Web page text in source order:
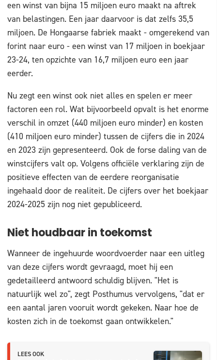
een winst van bijna 15 miljoen euro maakt na aftrek
van belastingen. Een jaar daarvoor is dat zelfs 35,5
miljoen. De Hongaarse fabriek maakt - omgerekend van
forint naar euro - een winst van 17 miljoen in boekjaar
23-24, ten opzichte van 16,7 miljoen euro een jaar
eerder.
Nu zegt een winst ook niet alles en spelen er meer
factoren een rol. Wat bijvoorbeeld opvalt is het enorme
verschil in omzet (440 miljoen euro minder) en kosten
(410 miljoen euro minder) tussen de cijfers die in 2024
en 2023 zijn gepresenteerd. Ook de forse daling van de
winstcijfers valt op. Volgens officiële verklaring zijn de
positieve effecten van de eerdere reorganisatie
ingehaald door de realiteit. De cijfers over het boekjaar
2024-2025 zijn nog niet gepubliceerd.
Niet houdbaar in toekomst
Wanneer de ingehuurde woordvoerder naar een uitleg
van deze cijfers wordt gevraagd, moet hij een
gedetailleerd antwoord schuldig blijven. "Het is
natuurlijk wel zo", zegt Posthumus vervolgens, "dat er
een aantal jaren vooruit wordt gekeken. Naar hoe de
kosten zich in de toekomst gaan ontwikkelen."
LEES OOK